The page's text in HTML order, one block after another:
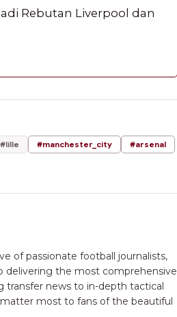
Rebutan Liverpool dan
#lille #manchester_city
#arsenal
of passionate football journalists,
delivering the most comprehensive
transfer news to in-depth tactical
most to fans of the beautiful